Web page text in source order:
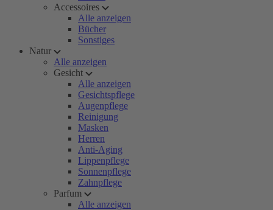
Accessoires
Alle anzeigen
Bücher
Sonstiges
Natur
Alle anzeigen
Gesicht
Alle anzeigen
Gesichtspflege
Augenpflege
Reinigung
Masken
Herren
Anti-Aging
Lippenpflege
Sonnenpflege
Zahnpflege
Parfum
Alle anzeigen